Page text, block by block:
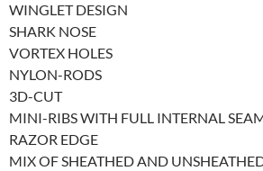
WINGLET DESIGN
SHARK NOSE
VORTEX HOLES
NYLON-RODS
3D-CUT
MINI-RIBS WITH FULL INTERNAL
RAZOR EDGE
MIX OF SHEATHED AND